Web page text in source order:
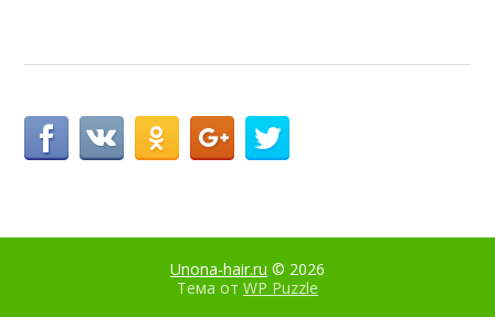
Unona-hair.ru © 2026
Тема от WP Puzzle